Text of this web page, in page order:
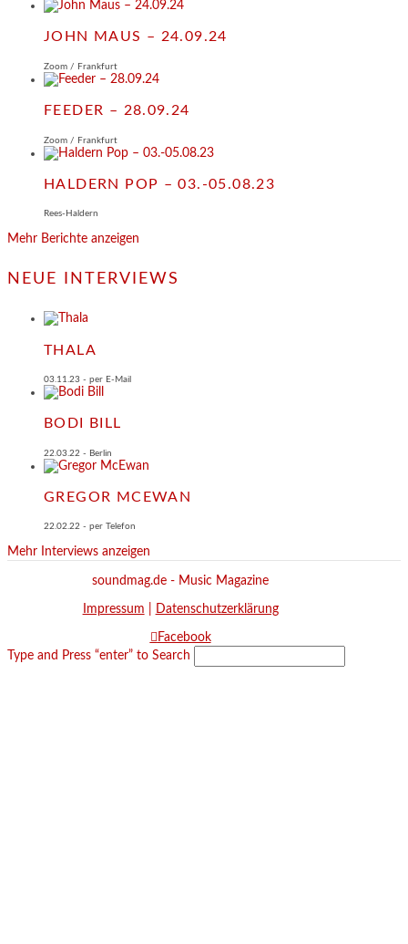
JOHN MAUS – 24.09.24
Zoom / Frankfurt
FEEDER – 28.09.24
Zoom / Frankfurt
HALDERN POP – 03.-05.08.23
Rees-Haldern
Mehr Berichte anzeigen
NEUE INTERVIEWS
THALA
03.11.23 - per E-Mail
BODI BILL
22.03.22 - Berlin
GREGOR MCEWAN
22.02.22 - per Telefon
Mehr Interviews anzeigen
soundmag.de - Music Magazine
Impressum Datenschutzerklärung
Facebook
Type and Press “enter” to Search